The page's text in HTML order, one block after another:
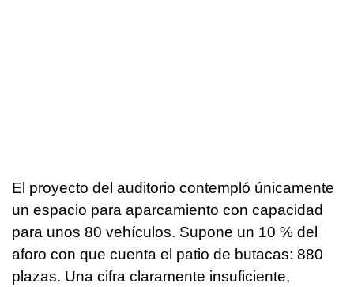
El proyecto del auditorio contempló únicamente
un espacio para aparcamiento con capacidad
para unos 80 vehículos. Supone un 10 % del
aforo con que cuenta el patio de butacas: 880
plazas. Una cifra claramente insuficiente,